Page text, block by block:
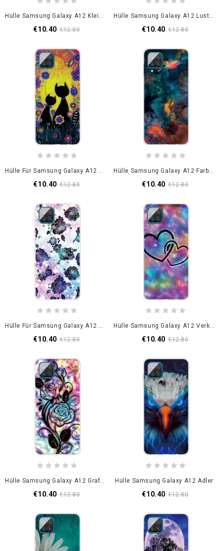
Hülle Samsung Galaxy A12 Kleine Pandas
€10.40 €12.80
Hülle Samsung Galaxy A12 Lustige Katzen
€10.40 €12.80
Hülle Für Samsung Galaxy A12 Schwarz Comic-Katze
€10.40 €12.80
Hülle Samsung Galaxy A12 Farbige Wolken
€10.40 €12.80
Hülle Für Samsung Galaxy A12 Bunte Vintage Blumen
€10.40 €12.80
Hülle Samsung Galaxy A12 Verkettete Herzen
€10.40 €12.80
Hülle Samsung Galaxy A12 Grafische Blume
€10.40 €12.80
Hülle Samsung Galaxy A12 Adler
€10.40 €12.80